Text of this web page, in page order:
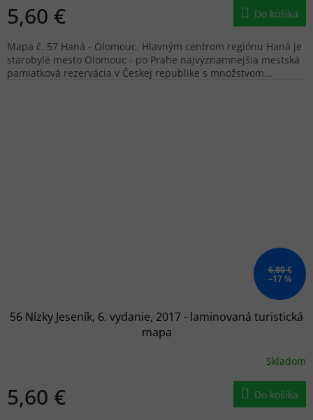
5,60 € Do košíka
Mapa č. 57 Haná - Olomouc. Hlavným centrom regiónu Haná je
starobylé mesto Olomouc - po Prahe najvýznamnejšia mestská
pamiatková rezervácia v Českej republike s množstvom...
6,80 €
–17 %
56 Nízky Jeseník, 6. vydanie, 2017 - laminovaná turistická
mapa
Skladom
5,60 € Do košíka